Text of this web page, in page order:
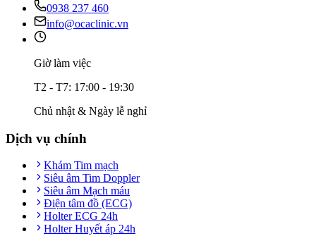
0938 237 460
info@ocaclinic.vn
Giờ làm việc
T2 - T7: 17:00 - 19:30
Chủ nhật & Ngày lễ nghỉ
Dịch vụ chính
Khám Tim mạch
Siêu âm Tim Doppler
Siêu âm Mạch máu
Điện tâm đồ (ECG)
Holter ECG 24h
Holter Huyết áp 24h